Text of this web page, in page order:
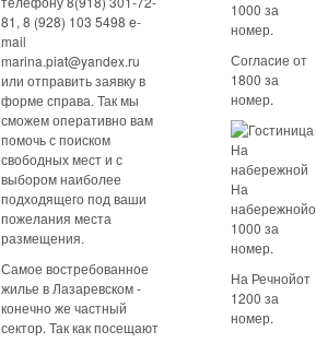
81, 8 (928) 103 5498 e-
mail
marina.piat@yandex.ru
или отправить заявку в
форме справа. Так мы
сможем оперативно вам
помочь с поиском
свободных мест и с
выбором наиболее
подходящего под ваши
пожелания места
размещения.
Самое востребованное
жилье в Лазаревском -
конечно же частный
сектор. Так как посещают
1000 за
номер.
Согласие от
1800 за
номер.
На
1000 за
номер.
На Речнойот
1200 за
номер.